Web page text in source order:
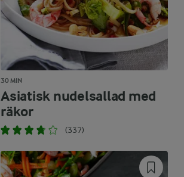
30 MIN
Asiatisk nudelsallad med
räkor
(337)